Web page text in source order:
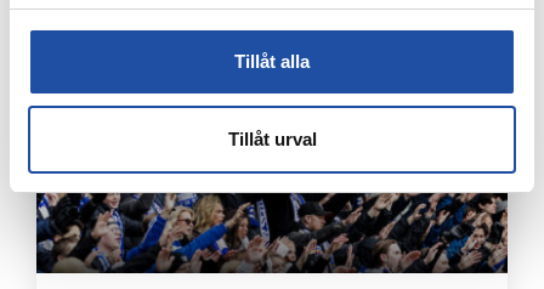
Tillåt alla
Tillåt urval